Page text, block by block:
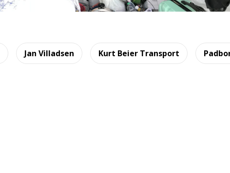
Jan Villadsen Kurt Beier Transport